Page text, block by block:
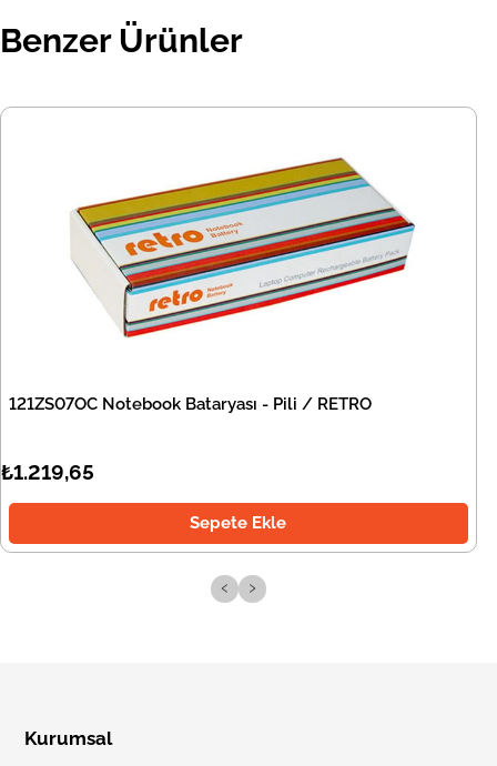
Benzer Ürünler
121ZS07OC Notebook Bataryası - Pili / RETRO
₺1.219,65
Sepete Ekle
‹ ›
Kurumsal